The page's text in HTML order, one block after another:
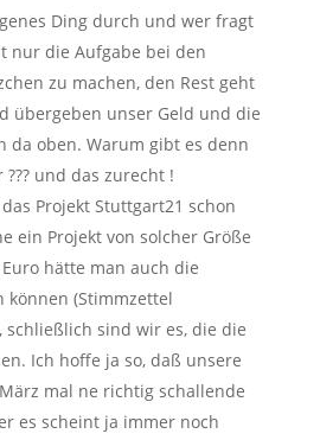
Ding durch und wer fragt
nur die Aufgabe bei den
zu machen, den Rest geht
übergeben unser Geld und die
da oben. Warum gibt es denn
und das zurecht !
Projekt Stuttgart21 schon
ein Projekt von solcher Größe
hätte man auch die
können (Stimmzettel
schließlich sind wir es, die die
Ich hoffe ja so, daß unsere
mal ne richtig schallende
es scheint ja immer noch